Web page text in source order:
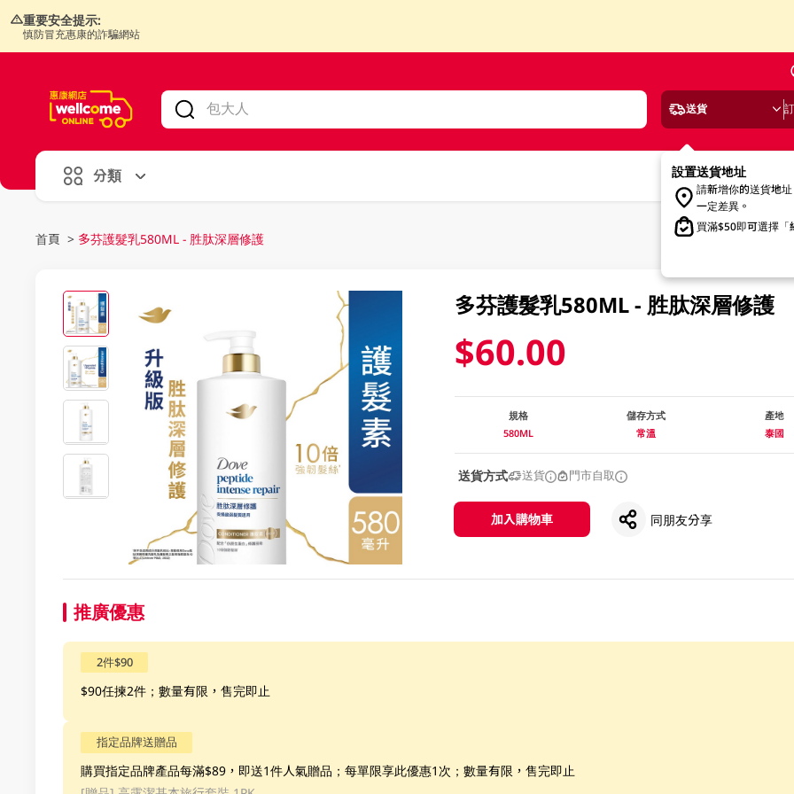
重要安全提示:
慎防冒充惠康的詐騙網站
送貨
設置送貨地址
請新增你的送貨地
一定差異。
買滿$50即可選擇「
分類
首頁 > 多芬護髮乳580ML - 胜肽深層修護
多芬護髮乳580ML - 胜肽深層修護
$60.00
規格
580ML
儲存方式
常溫
產地
泰國
送貨方式 送貨 門市自取
加入購物車 同朋友分享
推廣優惠
2件$90
$90任揀2件；數量有限，售完即止
指定品牌送贈品
購買指定品牌產品每滿$89，即送1件人氣贈品；每單限享此優惠1次；數量有限，售完即止